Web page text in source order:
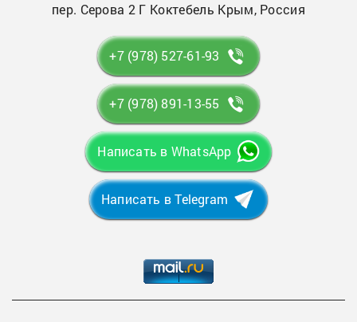
пер. Серова 2 Г Коктебель Крым, Россия
+7 (978) 527-61-93
+7 (978) 891-13-55
Написать в WhatsApp
Написать в Telegram